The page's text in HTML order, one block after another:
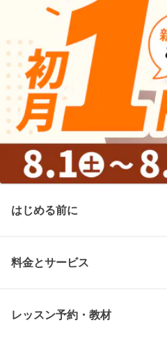
はじめる前に
料金とサービス
レッスン予約・教材